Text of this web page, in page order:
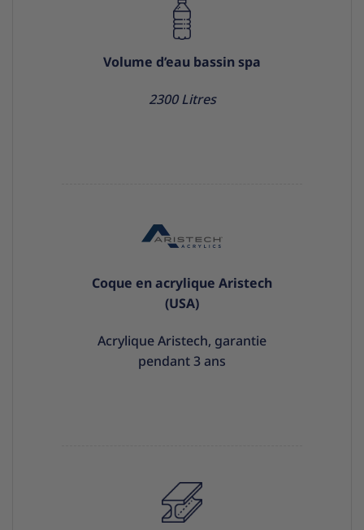
Volume d’eau bassin spa
2300 Litres
Coque en acrylique Aristech
(USA)
Acrylique Aristech, garantie
pendant 3 ans